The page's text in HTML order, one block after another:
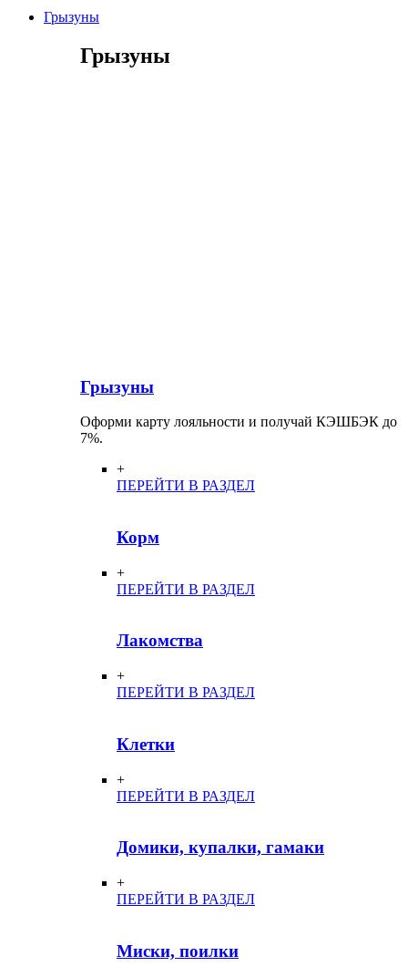
Грызуны
Грызуны
Грызуны
Оформи карту лояльности и получай КЭШБЭК до
7%.
+
ПЕРЕЙТИ В РАЗДЕЛ
Корм
+
ПЕРЕЙТИ В РАЗДЕЛ
Лакомства
+
ПЕРЕЙТИ В РАЗДЕЛ
Клетки
+
ПЕРЕЙТИ В РАЗДЕЛ
Домики, купалки, гамаки
+
ПЕРЕЙТИ В РАЗДЕЛ
Миски, поилки